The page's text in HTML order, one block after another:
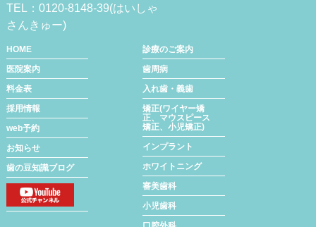
TEL：0120-8148-39(はいしゃ
さんきゅー)
HOME
医院案内
料金表
採用情報
web予約
お知らせ
歯の豆知識ブログ
診療のご案内
歯周病
入れ歯・義歯
矯正(ワイヤー矯
正、マウスピース
矯正、小児矯正)
インプラント
ホワイトニング
審美歯科
小児歯科